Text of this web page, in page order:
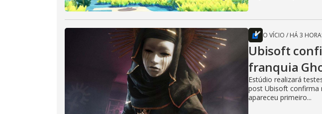
O VÍCIO / HÁ 3
Ubisoft
franquia
Estúdio realizará
post Ubisoft confirma
apareceu primeiro...